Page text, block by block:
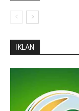
IKLAN